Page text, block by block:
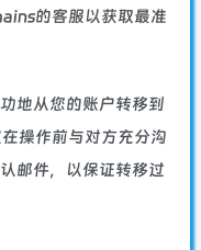
的客服以获取最准
地从您的账户转移到
操作前与对方充分沟
邮件，以保证转移过